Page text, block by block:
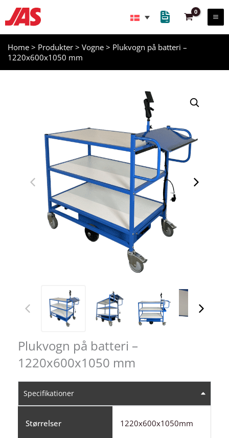
til
indholdet
Home > Produkter > Vogne > Plukvogn på batteri –
1220x600x1050 mm
Plukvogn på batteri –
1220x600x1050 mm
Specifikationer
Størrelser 1220x600x1050mm